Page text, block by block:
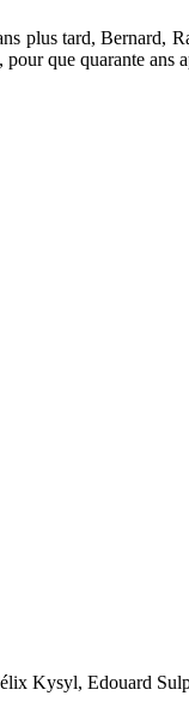
plus tard, Bernard,
que quarante
Kysyl, Edouard